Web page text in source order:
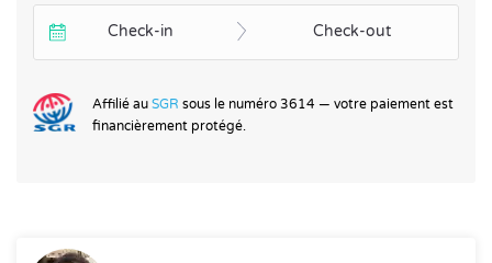
Check-in Check-out
Affilié au SGR sous le numéro 3614 — votre paiement est
financièrement protégé.